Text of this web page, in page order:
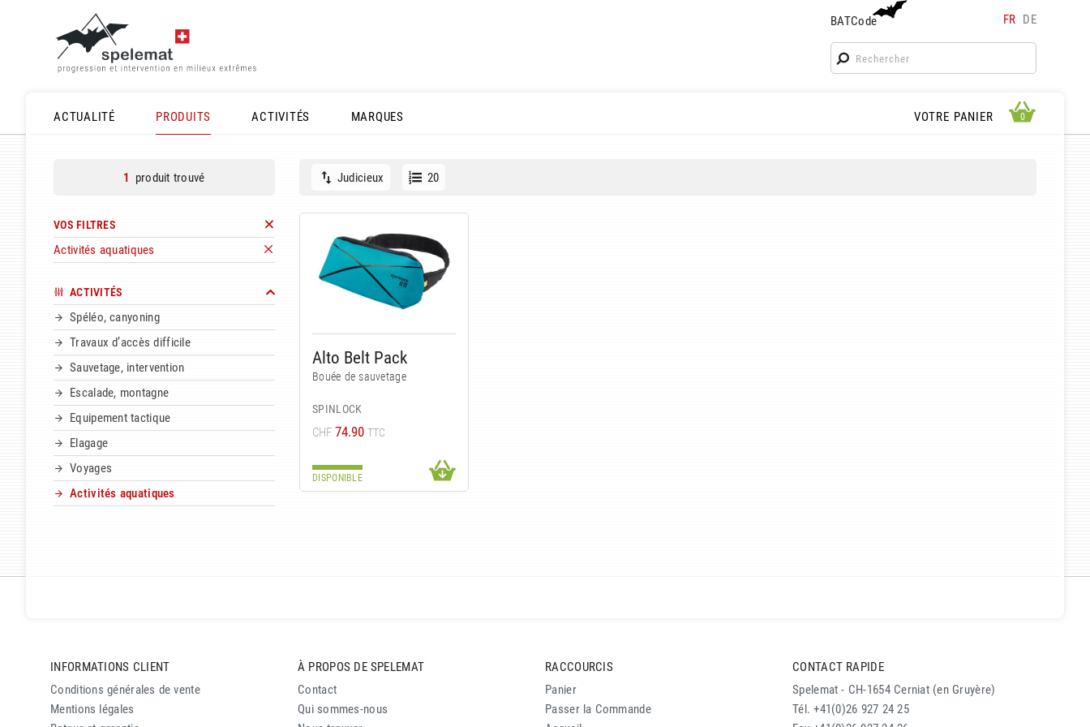
BATCode FR DE
BATCode
Rentrez votre BATCode et validez
ACTUALITÉ
PRODUITS ACTIVITÉS MARQUES VOTRE PANIER 0 0
1 produit trouvé
VOS FILTRES
Activités aquatiques
ACTIVITÉS
Spéléo, canyoning
Travaux d’accès difficile
Sauvetage, intervention
Escalade, montagne
Equipement tactique
Elagage
Voyages
Activités aquatiques
Judicieux 20
Alto Belt Pack
Bouée de sauvetage
SPINLOCK
CHF 74.90 TTC
DISPONIBLE
INFORMATIONS CLIENT
Conditions générales de vente
Mentions légales
À PROPOS DE SPELEMAT
Contact
Qui sommes-nous
RACCOURCIS
Panier
Passer la Commande
CONTACT RAPIDE
Spelemat - CH-1654 Cerniat (en Gruyère)
Tél. +41(0)26 927 24 25